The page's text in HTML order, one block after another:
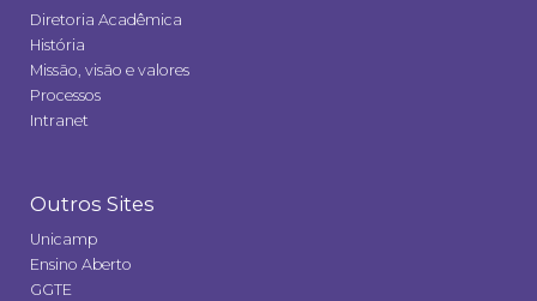
Diretoria Acadêmica
História
Missão, visão e valores
Processos
Intranet
Outros Sites
Unicamp
Ensino Aberto
GGTE